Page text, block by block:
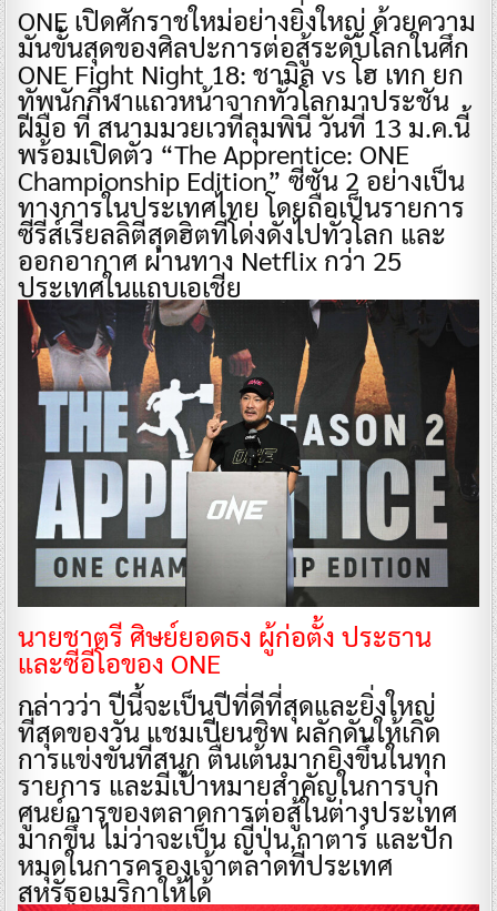
ONE เปิดศักราชใหม่อย่างยิ่งใหญ่ ด้วยความ
มันขั้นสุดของศิลปะการต่อสู้ระดับโลกในศึก
ONE Fight Night 18: ชามิล vs โฮ เทก ยก
ทัพนักกีฬาแถวหน้าจากทั่วโลกมาประชัน
ฝีมือ ที่ สนามมวยเวทีลุมพินี วันที่ 13 ม.ค.นี้
พร้อมเปิดตัว “The Apprentice: ONE
Championship Edition” ซีซัน 2 อย่างเป็น
ทางการในประเทศไทย โดยถือเป็นรายการ
ซีรีส์เรียลลิตีสุดฮิตทีโด่งดังไปทั่วโลก และ
ออกอากาศ ผ่านทาง Netflix กว่า 25
ประเทศในแถบเอเชีย
นายชาตรี ศิษย์ยอดธง ผู้ก่อตั้ง ประธาน
และซีอีโอของ ONE
กล่าวว่า ปีนี้จะเป็นปีที่ดีที่สุดและยิ่งใหญ่
ที่สุดของวัน แชมเปียนชิพ ผลักดันให้เกิด
การแข่งขันที่สนุก ตื่นเต้นมากยิ่งขึ้นในทุก
รายการ และมีเป้าหมายสำคัญในการบุก
ศูนย์การของตลาดการต่อสู้ในต่างประเทศ
มากขึ้น ไม่ว่าจะเป็น ญี่ปุ่น,กาตาร์ และปัก
หมุดในการครองเจ้าตลาดที่ประเทศ
สหรัฐอเมริกาให้ได้